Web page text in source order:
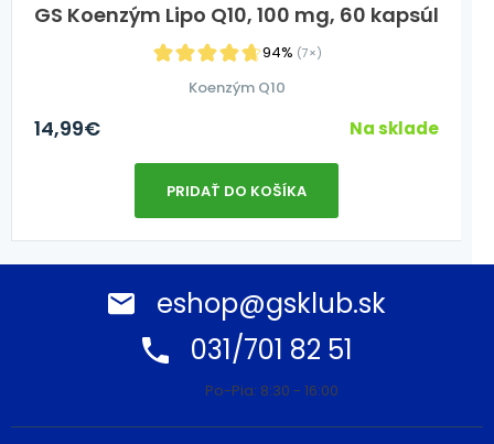
GS Koenzým Lipo Q10, 100 mg, 60 kapsúl
94% (7×)
Koenzým Q10
14,99€ Na sklade
PRIDAŤ DO KOŠÍKA
eshop@gsklub.sk
031/701 82 51
Po-Pia: 8:30 - 16:00